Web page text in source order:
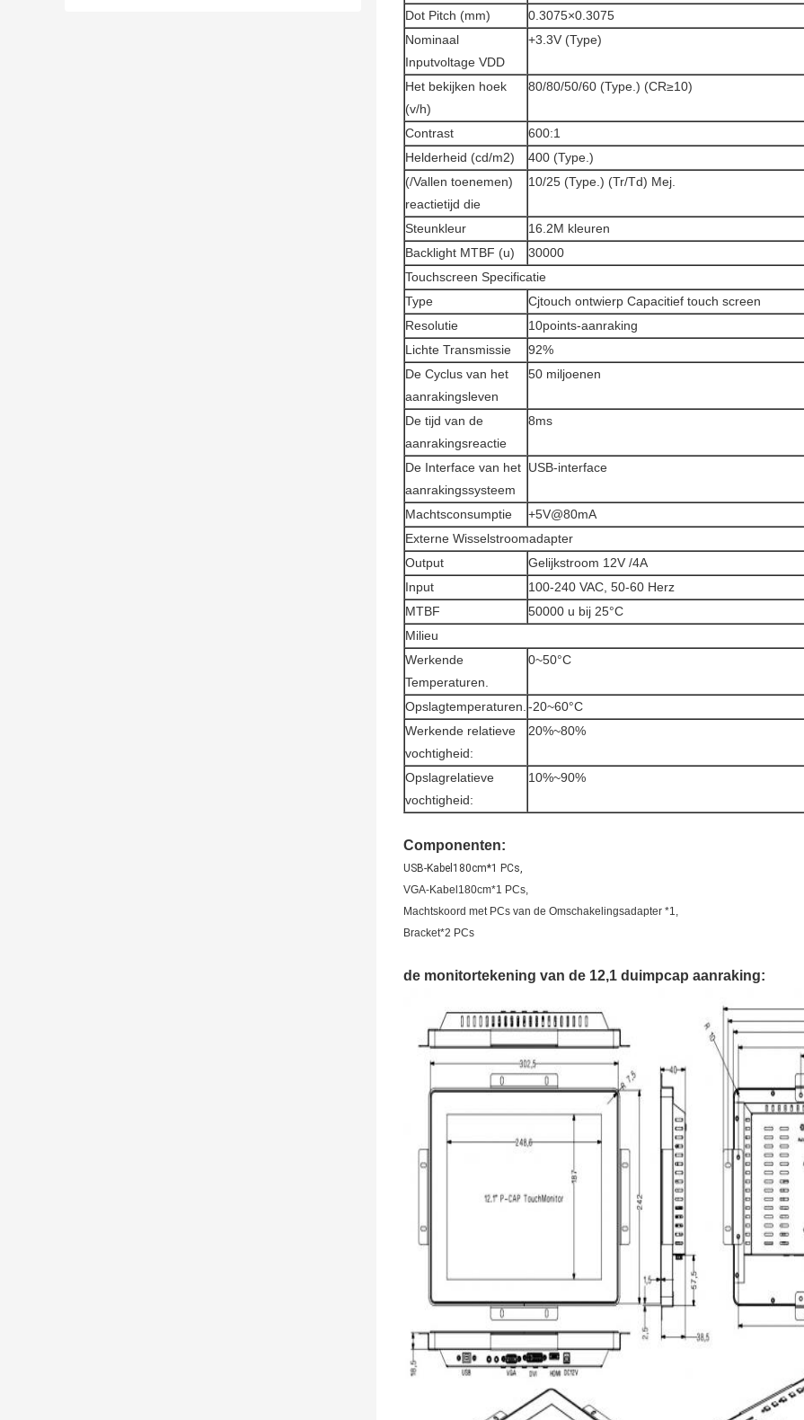
Dot Pitch (mm)
0.3075×0.3075
Nominaal
Inputvoltage VDD
+3.3V (Type)
Het bekijken hoek
(v/h)
80/80/50/60 (Type.) (CR≥10)
Contrast
600:1
Helderheid (cd/m2)
400 (Type.)
(/Vallen toenemen)
reactietijd die
10/25 (Type.) (Tr/Td) Mej.
Steunkleur
16.2M kleuren
Backlight MTBF (u)
30000
Touchscreen Specificatie
Type
Cjtouch ontwierp Capacitief touch screen
Resolutie
10points-aanraking
Lichte Transmissie
92%
De Cyclus van het
aanrakingsleven
50 miljoenen
De tijd van de
aanrakingsreactie
8ms
De Interface van het
aanrakingssysteem
USB-interface
Machtsconsumptie
+5V@80mA
Externe Wisselstroomadapter
Output
Gelijkstroom 12V /4A
Input
100-240 VAC, 50-60 Herz
MTBF
50000 u bij 25°C
Milieu
Werkende
Temperaturen.
0~50°C
Opslagtemperaturen.-20~60°C
Werkende relatieve
vochtigheid:
20%~80%
Opslagrelatieve
vochtigheid:
10%~90%
Componenten:
USB-Kabel180cm*1 PCs,
VGA-Kabel180cm*1 PCs,
Machtskoord met PCs van de Omschakelingsadapter *1,
Bracket*2 PCs
de monitortekening van de 12,1 duimpcap aanraking: